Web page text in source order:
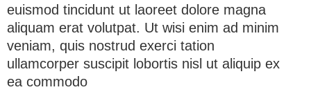
euismod tincidunt ut laoreet dolore magna
aliquam erat volutpat. Ut wisi enim ad minim
veniam, quis nostrud exerci tation
ullamcorper suscipit lobortis nisl ut aliquip ex
ea commodo